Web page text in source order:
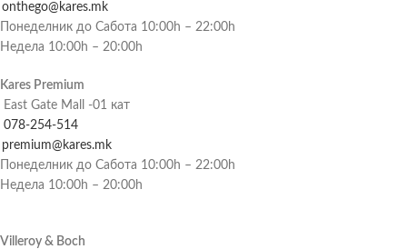
onthego@kares.mk
Понеделник до Сабота 10:00h – 22:00h
Недела 10:00h – 20:00h
Kares Premium
East Gate Mall -01 кат
078-254-514
premium@kares.mk
Понеделник до Сабота 10:00h – 22:00h
Недела 10:00h – 20:00h
Villeroy & Boch